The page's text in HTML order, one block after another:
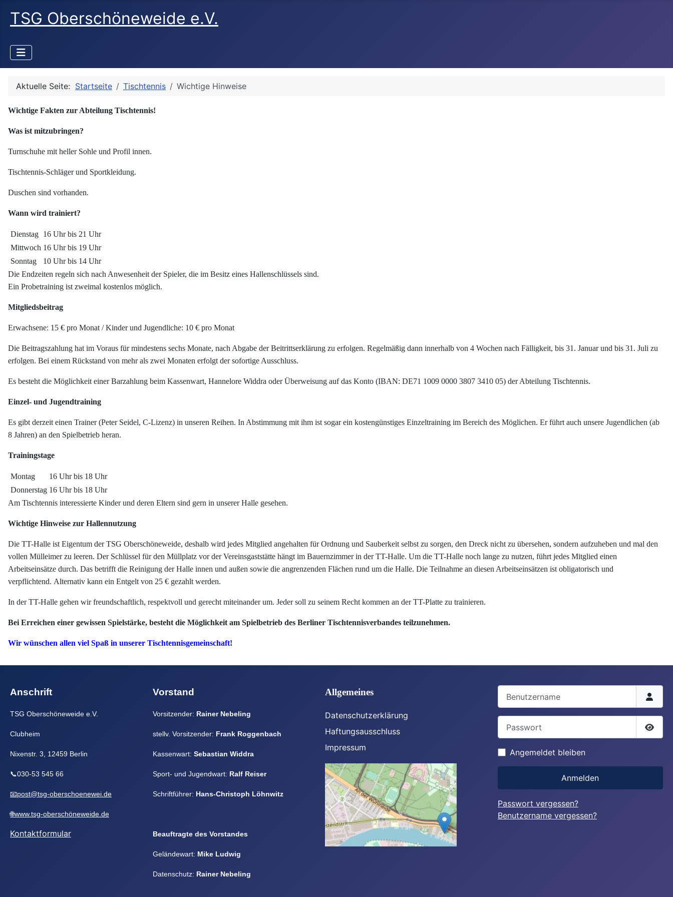
TSG Oberschöneweide e.V.
Aktuelle Seite: Startseite Tischtennis Wichtige Hinweise
Wichtige Fakten zur Abteilung Tischtennis!
Was ist mitzubringen?
Turnschuhe mit heller Sohle und Profil innen.
Tischtennis-Schläger und Sportkleidung.
Duschen sind vorhanden.
Wann wird trainiert?
Dienstag 16 Uhr bis 21 Uhr
Mittwoch 16 Uhr bis 19 Uhr
Sonntag
10 Uhr bis 14 Uhr
Die Endzeiten regeln sich nach Anwesenheit der Spieler, die im Besitz eines Hallenschlüssels sind.
Ein Probetraining ist zweimal kostenlos möglich.
Mitgliedsbeitrag
Erwachsene: 15 € pro Monat / Kinder und Jugendliche: 10 € pro Monat
Die Beitragszahlung hat im Voraus für mindestens sechs Monate, nach Abgabe der Beitrittserklärung zu erfolgen. Regelmäßig dann innerhalb von 4 Wochen nach Fälligkeit, bis 31. Januar und bis 31. Juli zu
erfolgen. Bei einem Rückstand von mehr als zwei Monaten erfolgt der sofortige Ausschluss.
Es besteht die Möglichkeit einer Barzahlung beim Kassenwart, Hannelore Widdra oder Überweisung auf das Konto (IBAN: DE71 1009 0000 3807 3410 05) der Abteilung Tischtennis.
Einzel- und Jugendtraining
Es gibt derzeit einen Trainer (Peter Seidel, C-Lizenz) in unseren Reihen. In Abstimmung mit ihm ist sogar ein kostengünstiges Einzeltraining im Bereich des Möglichen. Er führt auch unsere Jugendlichen (ab
8 Jahren) an den Spielbetrieb heran.
Trainingstage
Montag
16 Uhr bis 18 Uhr
Donnerstag 16 Uhr bis 18 Uhr
Am Tischtennis interessierte Kinder und deren Eltern sind gern in unserer Halle gesehen.
Wichtige Hinweise zur Hallennutzung
Die TT-Halle ist Eigentum der TSG Oberschöneweide, deshalb wird jedes Mitglied angehalten für Ordnung und Sauberkeit selbst zu sorgen, den Dreck nicht zu übersehen, sondern aufzuheben und mal den
vollen Mülleimer zu leeren. Der Schlüssel für den Müllplatz vor der Vereinsgaststätte hängt im Bauernzimmer in der TT-Halle. Um die TT-Halle noch lange zu nutzen, führt jedes Mitglied einen
Arbeitseinsätze durch. Das betrifft die Reinigung der Halle innen und außen sowie die angrenzenden Flächen rund um die Halle. Die Teilnahme an diesen Arbeitseinsätzen ist obligatorisch und
verpflichtend. Alternativ kann ein Entgelt von 25 € gezahlt werden.
In der TT-Halle gehen wir freundschaftlich, respektvoll und gerecht miteinander um. Jeder soll zu seinem Recht kommen an der TT-Platte zu trainieren.
Bei Erreichen einer gewissen Spielstärke, besteht die Möglichkeit am Spielbetrieb des Berliner Tischtennisverbandes teilzunehmen.
Wir wünschen allen viel Spaß in unserer Tischtennisgemeinschaft!
Anschrift
TSG Oberschöneweide e.V.
Clubheim
Nixenstr. 3, 12459 Berlin
📞030-53 545 66
📧post@tsg-oberschoenewei.de
🌐www.tsg-oberschöneweide.de
Kontaktformular
Vorstand
Vorsitzender: Rainer Nebeling
stellv. Vorsitzender: Frank Roggenbach
Kassenwart:Sebastian Widdra
Sport- und Jugendwart: Ralf Reiser
Schriftführer: Hans-Christoph Löhnwitz
Beauftragte des Vorstandes
Geländewart: Mike Ludwig
Datenschutz: Rainer Nebeling
Allgemeines
Datenschutzerklärung
Haftungsausschluss
Impressum
Angemeldet bleiben
Anmelden
Passwort vergessen?
Benutzername vergessen?